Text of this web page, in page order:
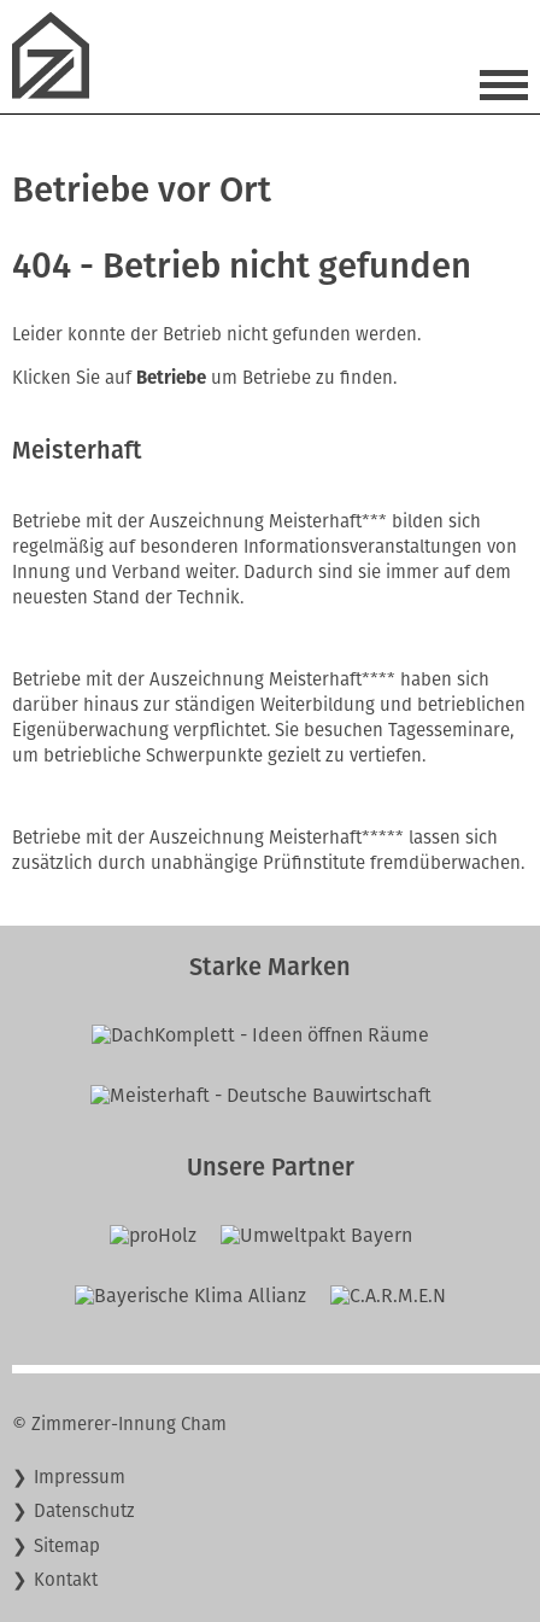
Betriebe vor Ort
404 - Betrieb nicht gefunden
Leider konnte der Betrieb nicht gefunden werden.
Klicken Sie auf Betriebe um Betriebe zu finden.
Meisterhaft
Betriebe mit der Auszeichnung Meisterhaft*** bilden sich
regelmäßig auf besonderen Informationsveranstaltungen von
Innung und Verband weiter. Dadurch sind sie immer auf dem
neuesten Stand der Technik.
Betriebe mit der Auszeichnung Meisterhaft**** haben sich
darüber hinaus zur ständigen Weiterbildung und betrieblichen
Eigenüberwachung verpflichtet. Sie besuchen Tagesseminare,
um betriebliche Schwerpunkte gezielt zu vertiefen.
Betriebe mit der Auszeichnung Meisterhaft***** lassen sich
zusätzlich durch unabhängige Prüfinstitute fremdüberwachen.
Starke Marken
Unsere Partner
© Zimmerer-Innung Cham
Navigation
überspringen
Impressum
Datenschutz
Sitemap
Kontakt